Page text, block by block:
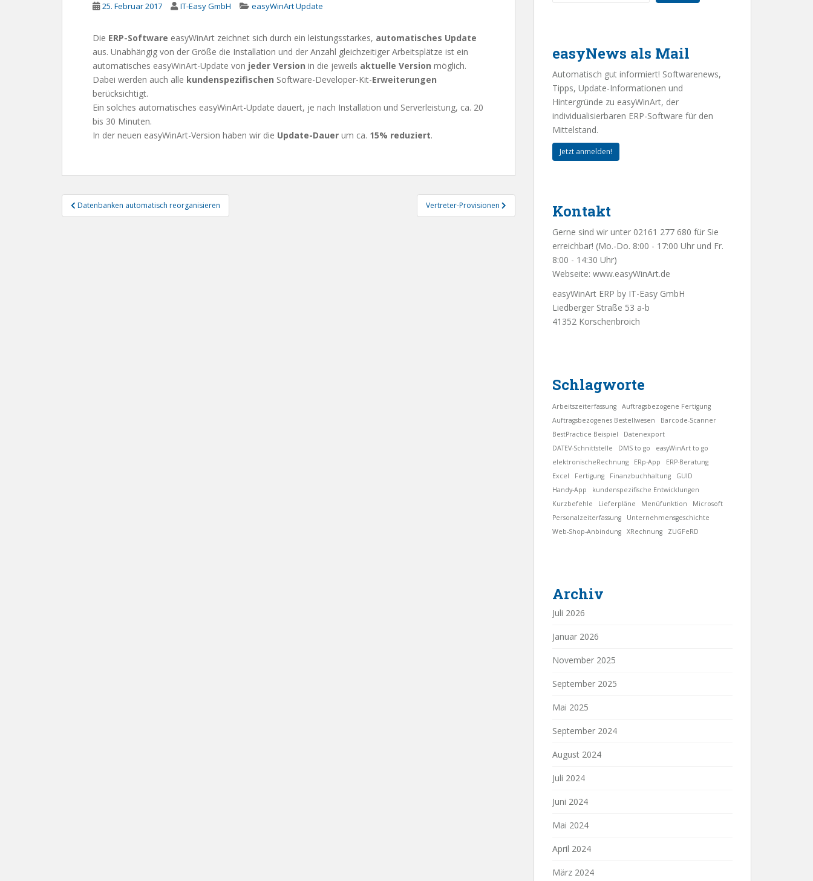
25. Februar 2017 IT-Easy GmbH easyWinArt Update
Die ERP-Software easyWinArt zeichnet sich durch ein leistungsstarkes, automatisches Update
aus. Unabhängig von der Größe die Installation und der Anzahl gleichzeitiger Arbeitsplätze ist ein
automatisches easyWinArt-Update von jeder Version in die jeweils aktuelle Version möglich.
Dabei werden auch alle kundenspezifischen Software-Developer-Kit-Erweiterungen
berücksichtigt.
Ein solches automatisches easyWinArt-Update dauert, je nach Installation und Serverleistung, ca. 20
bis 30 Minuten.
In der neuen easyWinArt-Version haben wir die Update-Dauer um ca. 15% reduziert.
Beitragsnavigation
Datenbanken automatisch reorganisieren Vertreter-Provisionen
easyNews als Mail
Automatisch gut informiert! Softwarenews,
Tipps, Update-Informationen und
Hintergründe zu easyWinArt, der
individualisierbaren ERP-Software für den
Mittelstand.
Jetzt anmelden!
Kontakt
Gerne sind wir unter 02161 277 680 für Sie
erreichbar! (Mo.-Do. 8:00 - 17:00 Uhr und Fr.
8:00 - 14:30 Uhr)
Webseite: www.easyWinArt.de
easyWinArt ERP by IT-Easy GmbH
Liedberger Straße 53 a-b
41352 Korschenbroich
Schlagworte
Arbeitszeiterfassung
Auftragsbezogene Fertigung
Auftragsbezogenes Bestellwesen
Barcode-Scanner
BestPractice Beispiel
Datenexport
DATEV-Schnittstelle
DMS to go
easyWinArt to go
elektronischeRechnung
ERp-App
ERP-Beratung
Excel
Fertigung Finanzbuchhaltung
GUID
Handy-App
kundenspezifische Entwicklungen
Kurzbefehle
Lieferpläne Menüfunktion
Microsoft
Personalzeiterfassung
Unternehmensgeschichte
Web-Shop-Anbindung
XRechnung ZUGFeRD
Archiv
Juli 2026
Januar 2026
November 2025
September 2025
Mai 2025
September 2024
August 2024
Juli 2024
Juni 2024
Mai 2024
April 2024
März 2024